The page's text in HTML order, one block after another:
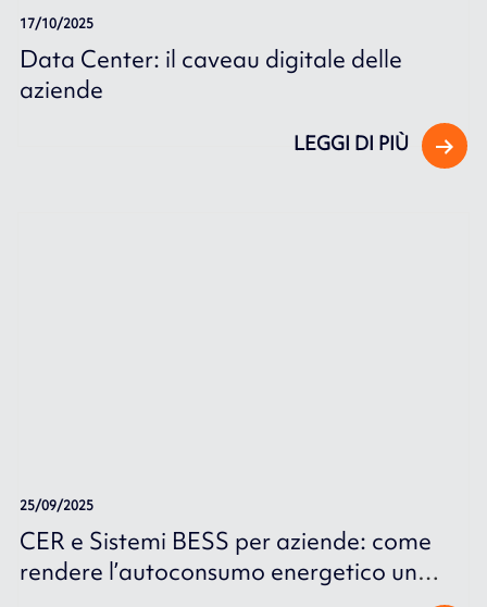
17/10/2025
Data Center: il caveau digitale delle
aziende
LEGGI DI PIÙ
25/09/2025
CER e Sistemi BESS per aziende: come
rendere l’autoconsumo energetico un